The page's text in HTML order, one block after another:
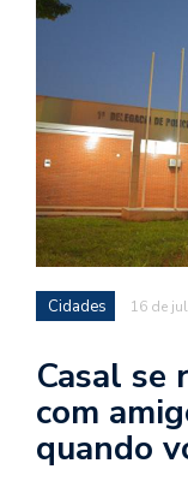
Cidades 16 de
Casal se
com
quando